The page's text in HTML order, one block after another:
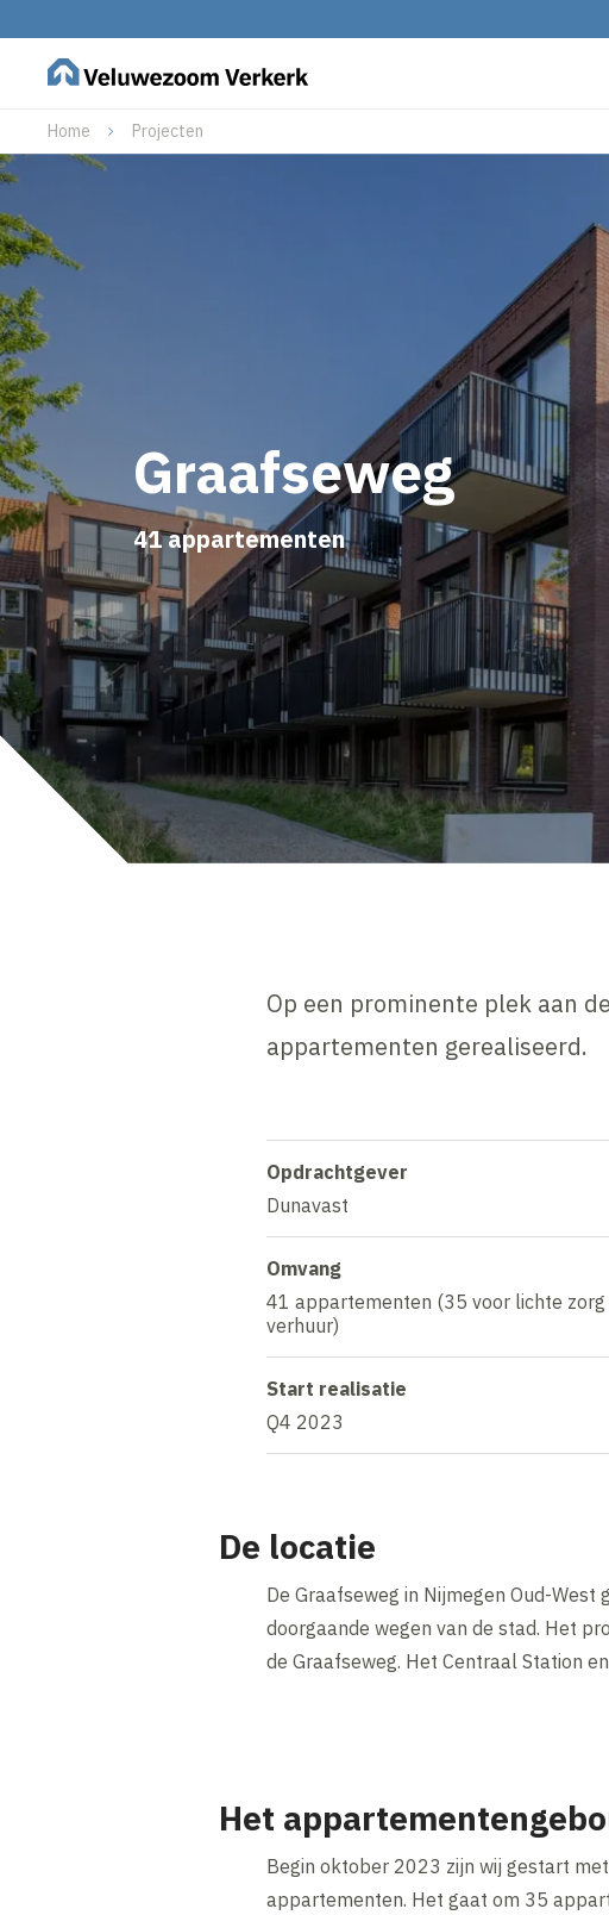
Home Projecten
Graafseweg
41 appartementen
Op een prominente plek aan
appartementen gerealiseerd.
Opdrachtgever
Dunavast
Omvang
41 appartementen (35 voor lichte zorg
verhuur)
Start realisatie
Q4 2023
De locatie
De Graafseweg in Nijmegen Oud-
doorgaande wegen van de stad. Het
de Graafseweg. Het Centraal Station
Het
Begin oktober 2023 zijn wij gestart
appartementen. Het gaat om 35